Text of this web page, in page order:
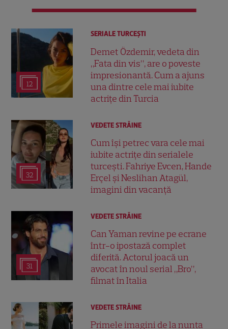
12
SERIALE TURCEŞTI
Demet Özdemir, vedeta din
„Fata din vis”, are o poveste
impresionantă. Cum a ajuns
una dintre cele mai iubite
actrițe din Turcia
32
VEDETE STRĂINE
Cum își petrec vara cele mai
iubite actrițe din serialele
turcești. Fahriye Evcen, Hande
Erçel și Neslihan Atagül,
imagini din vacanță
31
VEDETE STRĂINE
Can Yaman revine pe ecrane
într-o ipostază complet
diferită. Actorul joacă un
avocat în noul serial „Bro”,
filmat în Italia
VEDETE STRĂINE
Primele imagini de la nunta